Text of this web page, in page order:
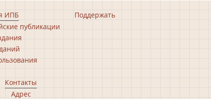
ИПБ
публикации
Поддержать
Контакты
Адрес